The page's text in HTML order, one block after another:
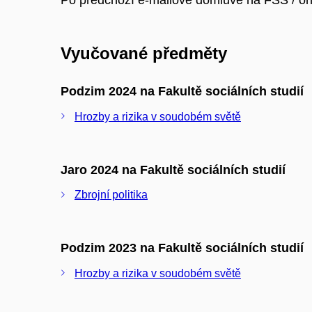
Vyučované předměty
Podzim 2024 na Fakultě sociálních studií
Hrozby a rizika v soudobém světě
Jaro 2024 na Fakultě sociálních studií
Zbrojní politika
Podzim 2023 na Fakultě sociálních studií
Hrozby a rizika v soudobém světě